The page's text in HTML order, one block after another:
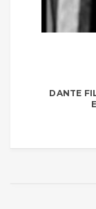
DANTE